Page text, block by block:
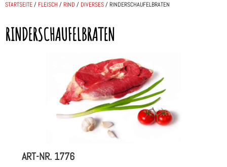
STARTSEITE/ FLEISCH /RIND / DIVERSES/ RINDERSCHAUFELBRATEN
RINDERSCHAUFELBRATEN
ART-NR. 1776